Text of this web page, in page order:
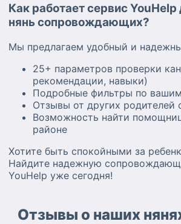
Как работает сервис
нянь сопровождающих?
Мы предлагаем удобный и
25+ параметров проверки
рекомендации, навыки)
Подробные фильтры по
Отзывы от других родителей
Возможность найти
районе
Хотите быть спокойными за
Найдите надежную
YouHelp уже сегодня!
Отзывы о наших